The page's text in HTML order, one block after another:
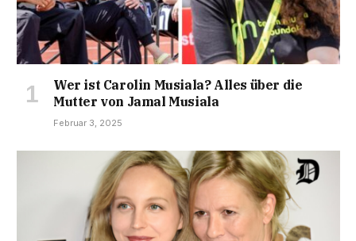
Wer ist Carolin Musiala? Alles über die
Mutter von Jamal Musiala
Februar 3, 2025